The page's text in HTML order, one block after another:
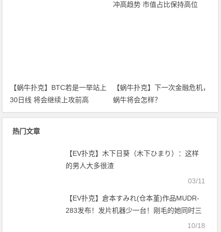
冲高趋势 市值占比保持高位
【蜗牛扑克】BTC若是一举站上
30日线 将会继续上攻前高
【蜗牛扑克】下一次金融危机，
蜗牛将会怎样？
热门文章
【EV扑克】木下日葵（木下ひまり）：这样
的男人大多很渣
03/11
【EV扑克】倉本すみれ(仓本堇)作品MUDR-
283发布！发片机器少一台！刚毛的她同时三
10/18